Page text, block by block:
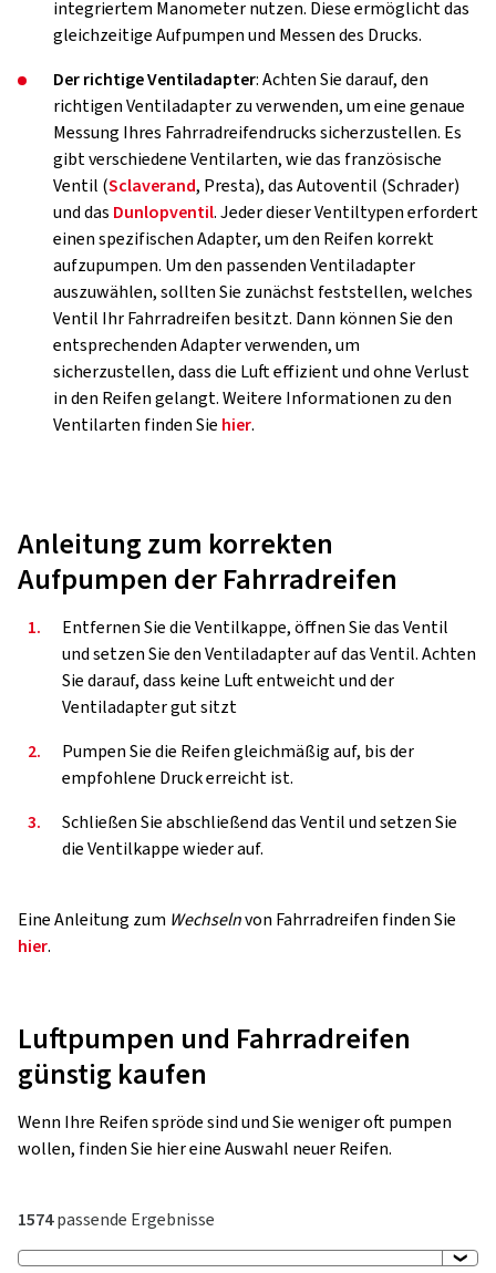
integriertem Manometer nutzen. Diese ermöglicht das
gleichzeitige Aufpumpen und Messen des Drucks.
Der richtige Ventiladapter: Achten Sie darauf, den
richtigen Ventiladapter zu verwenden, um eine genaue
Messung Ihres Fahrradreifendrucks sicherzustellen. Es
gibt verschiedene Ventilarten, wie das französische
Ventil (Sclaverand, Presta), das Autoventil (Schrader)
und das Dunlopventil. Jeder dieser Ventiltypen erfordert
einen spezifischen Adapter, um den Reifen korrekt
aufzupumpen. Um den passenden Ventiladapter
auszuwählen, sollten Sie zunächst feststellen, welches
Ventil Ihr Fahrradreifen besitzt. Dann können Sie den
entsprechenden Adapter verwenden, um
sicherzustellen, dass die Luft effizient und ohne Verlust
in den Reifen gelangt. Weitere Informationen zu den
Ventilarten finden Sie hier.
Anleitung zum korrekten
Aufpumpen der Fahrradreifen
1.
Entfernen Sie die Ventilkappe, öffnen Sie das Ventil
und setzen Sie den Ventiladapter auf das Ventil. Achten
Sie darauf, dass keine Luft entweicht und der
Ventiladapter gut sitzt
2.
Pumpen Sie die Reifen gleichmäßig auf, bis der
empfohlene Druck erreicht ist.
3.
Schließen Sie abschließend das Ventil und setzen Sie
die Ventilkappe wieder auf.
Eine Anleitung zum Wechselnvon Fahrradreifen finden Sie
hier.
Luftpumpen und Fahrradreifen
günstig kaufen
Wenn Ihre Reifen spröde sind und Sie weniger oft pumpen
wollen, finden Sie hier eine Auswahl neuer Reifen.
1574passende Ergebnisse